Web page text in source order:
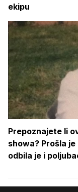
ekipu
Prepoznajete li
showa? Prošla
odbila je i